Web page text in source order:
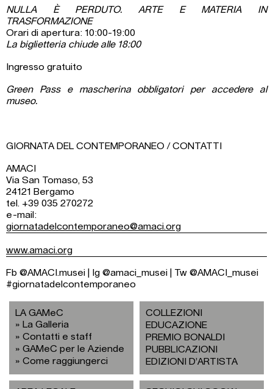
NULLA È PERDUTO. ARTE E MATERIA IN
TRASFORMAZIONE
Orari di apertura: 10:00-19:00
La biglietteria chiude alle 18:00
Ingresso gratuito
Green Pass e mascherina obbligatori per accedere al
museo.
GIORNATA DEL CONTEMPORANEO / CONTATTI
AMACI
Via San Tomaso, 53
24121 Bergamo
tel. +39 035 270272
e-mail:
giornatadelcontemporaneo@amaci.org
www.amaci.org
Fb @AMACI.musei | Ig @amaci_musei | Tw @AMACI_musei
#giornatadelcontemporaneo
LA GAMeC
La Galleria
Contatti e staff
GAMeC per le Aziende
Come raggiungerci
COLLEZIONI
EDUCAZIONE
PREMIO BONALDI
PUBBLICAZIONI
EDIZIONI D’ARTISTA